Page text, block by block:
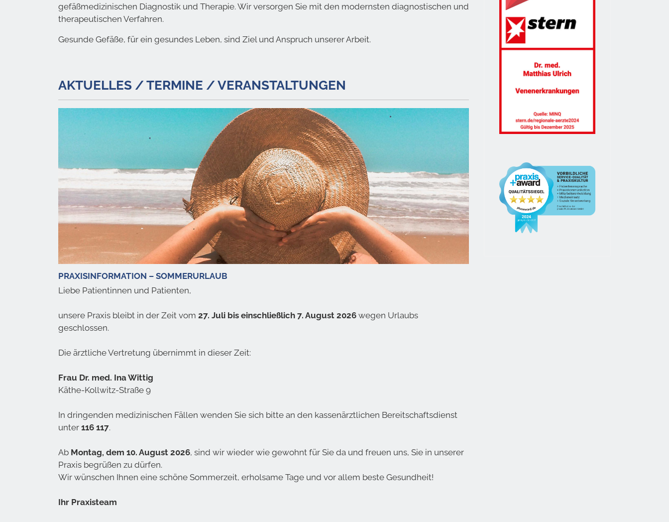
gefäßmedizinischen Diagnostik und Therapie. Wir versorgen Sie mit den modernsten diagnostischen und
therapeutischen Verfahren.
Gesunde Gefäße, für ein gesundes Leben, sind Ziel und Anspruch unserer Arbeit.
AKTUELLES / TERMINE / VERANSTALTUNGEN
PRAXISINFORMATION – SOMMERURLAUB
Liebe Patientinnen und Patienten,
unsere Praxis bleibt in der Zeit vom 27. Juli bis einschließlich 7. August 2026 wegen Urlaubs
geschlossen.
Die ärztliche Vertretung übernimmt in dieser Zeit:
Frau Dr. med. Ina Wittig
Käthe-Kollwitz-Straße 9
In dringenden medizinischen Fällen wenden Sie sich bitte an den kassenärztlichen Bereitschaftsdienst
unter 116 117.
Ab Montag, dem 10. August 2026, sind wir wieder wie gewohnt für Sie da und freuen uns, Sie in unserer
Praxis begrüßen zu dürfen.
Wir wünschen Ihnen eine schöne Sommerzeit, erholsame Tage und vor allem beste Gesundheit!
Ihr Praxisteam